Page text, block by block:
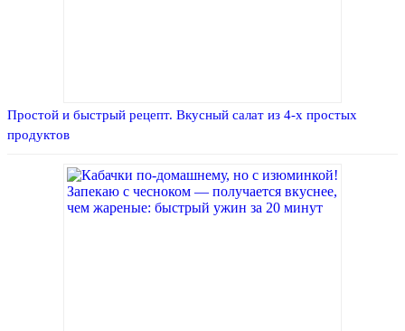
Простой и быстрый рецепт. Вкусный салат из 4-х простых
продуктов